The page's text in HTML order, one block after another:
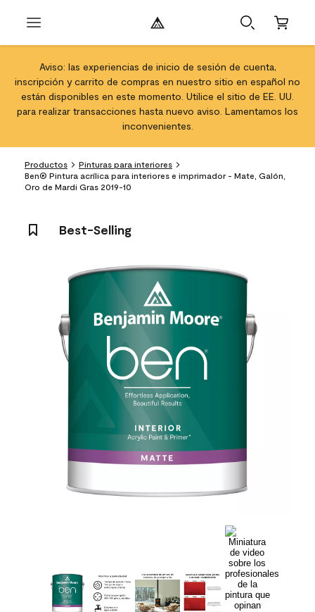
Aviso: las experiencias de inicio de sesión de cuenta,
inscripción y carrito de compras en nuestro sitio en español no
están disponibles en este momento. Utilice el sitio de EE. UU.
para realizar transacciones hasta nuevo aviso. Lamentamos los
inconvenientes.
Productos
Pinturas para interiores
Ben® Pintura acrílica para interiores e imprimador - Mate, Galón,
Oro de Mardi Gras 2019-10
Best-Selling